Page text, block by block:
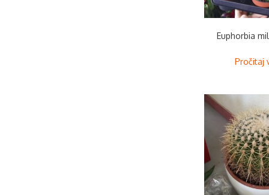
Euphorbia
Pročitaj